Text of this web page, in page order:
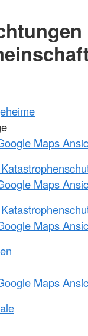
Maps
Maps
Maps
Maps